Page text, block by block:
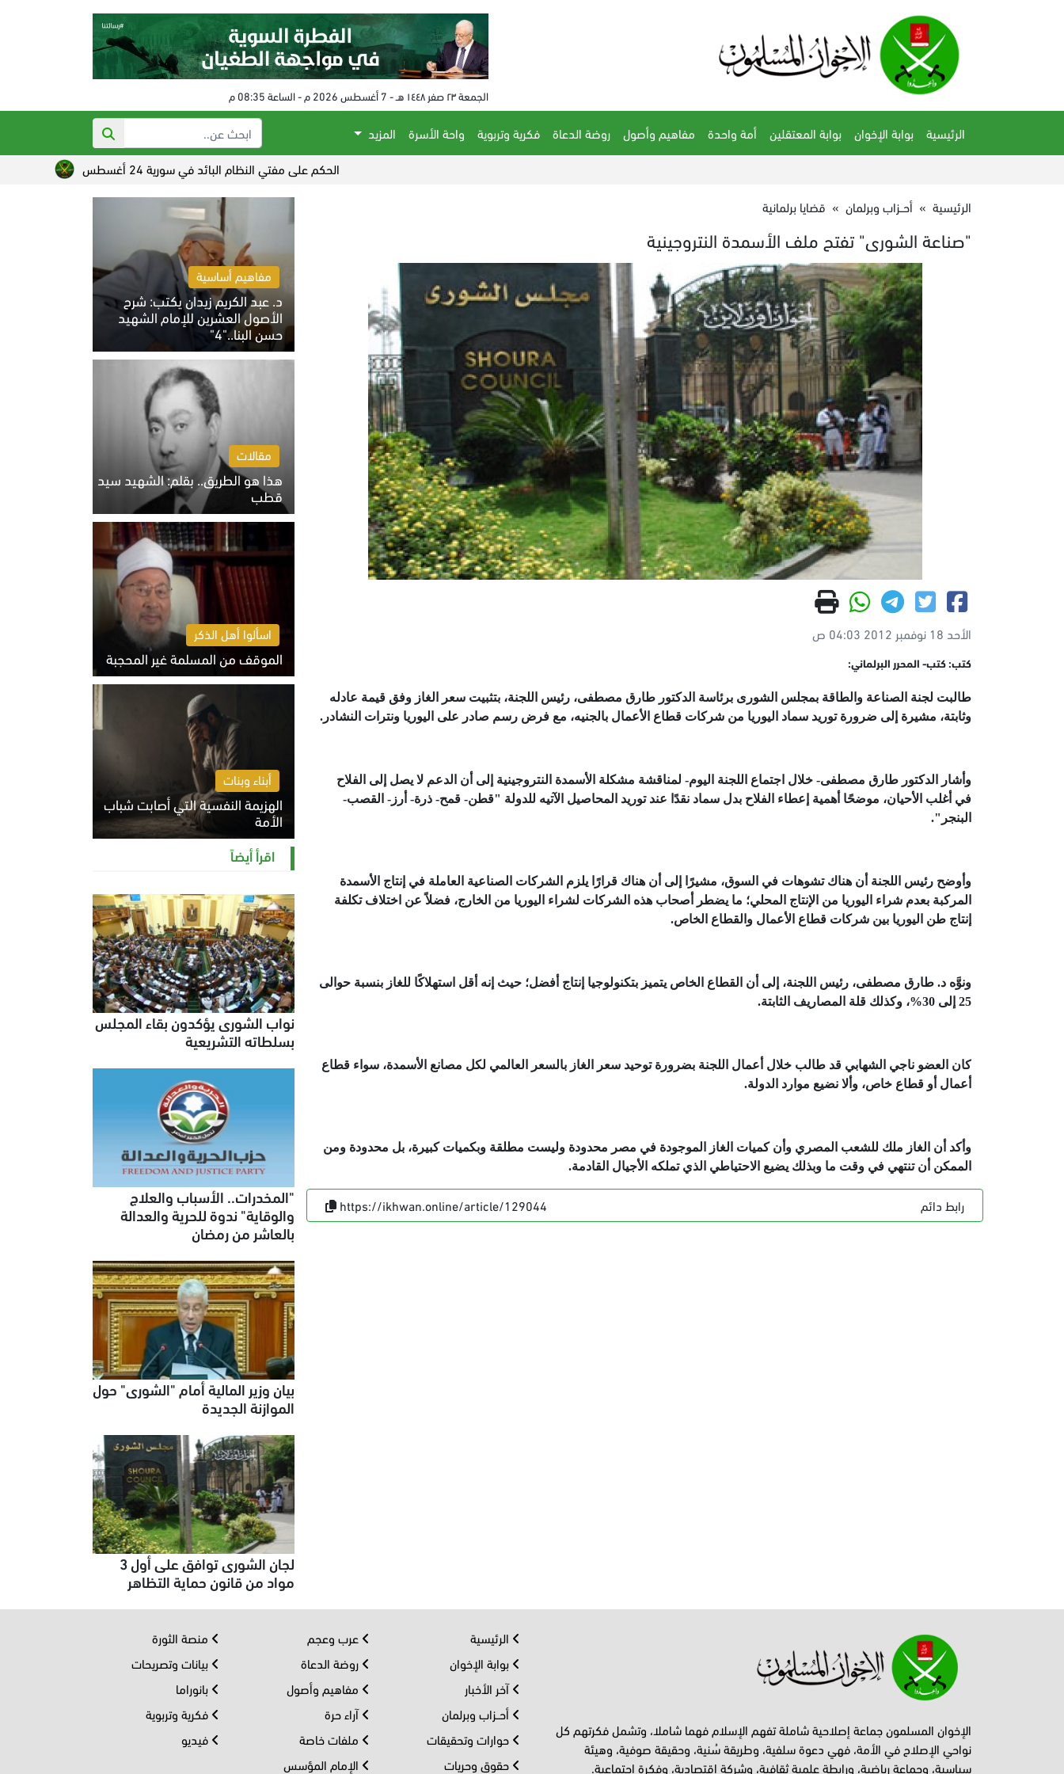
الجمعة ٢٣ صفر ١٤٤٨ هـ - 7 أغسطس 2026 م - الساعة 08:35 م
الرئيسية بوابة الإخوان بوابة المعتقلين أمة واحدة مفاهيم وأصول روضة الدعاة فكرية وتربوية واحة الأسرة
المزيد
الحكم على مفتي النظام البائد في سورية 24 أغسطس
تصاعد القلق
الرئيسية » أحــزاب وبرلمان » قضايا برلمانية
"صناعة الشورى" تفتح ملف الأسمدة النتروجينية
الأحد 18 نوفمبر 2012 04:03 ص
كتب: كتب- المحرر البرلماني:
طالبت لجنة الصناعة والطاقة بمجلس الشورى برئاسة الدكتور طارق مصطفى، رئيس اللجنة، بتثبيت سعر الغاز وفق قيمة عادله
وثابتة، مشيرة إلى ضرورة توريد سماد اليوريا من شركات قطاع الأعمال بالجنيه، مع فرض رسم صادر على اليوريا ونترات النشادر.
وأشار الدكتور طارق مصطفى- خلال اجتماع اللجنة اليوم- لمناقشة مشكلة الأسمدة النتروجينية إلى أن الدعم لا يصل إلى الفلاح
في أغلب الأحيان، موضحًا أهمية إعطاء الفلاح بدل سماد نقدًا عند توريد المحاصيل الآتيه للدولة "قطن- قمح- ذرة- أرز- القصب-
البنجر".
وأوضح رئيس اللجنة أن هناك تشوهات في السوق، مشيرًا إلى أن هناك قرارًا يلزم الشركات الصناعية العاملة في إنتاج الأسمدة
المركبة بعدم شراء اليوريا من الإنتاج المحلي؛ ما يضطر أصحاب هذه الشركات لشراء اليوريا من الخارج، فضلاً عن اختلاف تكلفة
إنتاج طن اليوريا بين شركات قطاع الأعمال والقطاع الخاص.
ونوَّه د. طارق مصطفى، رئيس اللجنة، إلى أن القطاع الخاص يتميز بتكنولوجيا إنتاج أفضل؛ حيث إنه أقل استهلاكًا للغاز بنسبة حوالى
25 إلى 30%، وكذلك قلة المصاريف الثابتة.
كان العضو ناجي الشهابي قد طالب خلال أعمال اللجنة بضرورة توحيد سعر الغاز بالسعر العالمي لكل مصانع الأسمدة، سواء قطاع
أعمال أو قطاع خاص، وألا نضيع موارد الدولة.
وأكد أن الغاز ملك للشعب المصري وأن كميات الغاز الموجودة في مصر محدودة وليست مطلقة وبكميات كبيرة، بل محدودة ومن
الممكن أن تنتهي في وقت ما وبذلك يضيع الاحتياطي الذي تملكه الأجيال القادمة.
رابط دائم https://ikhwan.online/article/129044
مفاهيم أساسية
د. عبد الكريم زيدان يكتب: شرح
الأصول العشرين للإمام الشهيد
حسن البنا.."4"
الخميس 6 أغسطس 2026 10:27 ص
مقالات
هذا هو الطريق.. بقلم: الشهيد سيد
قطب
الخميس 6 أغسطس 2026 10:52 ص
اسألوا أهل الذكر
الموقف من المسلمة غير المحجبة
الخميس 6 أغسطس 2026 10:45 ص
أبناء وبنات
الهزيمة النفسية التي أصابت شباب
الأمة
الخميس 6 أغسطس 2026 11:12 ص
اقرأ أيضاً
نواب الشورى يؤكدون بقاء المجلس
بسلطاته التشريعية
"المخدرات.. الأسباب والعلاج
والوقاية" ندوة للحرية والعدالة
بالعاشر من رمضان
بيان وزير المالية أمام "الشورى" حول
الموازنة الجديدة
لجان الشورى توافق على أول 3
مواد من قانون حماية التظاهر
الإخوان المسلمون جماعة إصلاحية شاملة تفهم الإسلام فهما شاملا، وتشمل فكرتهم كل
نواحي الإصلاح في الأمة، فهي دعوة سلفية، وطريقة سُنية، وحقيقة صوفية، وهيئة
سياسية، وجماعة رياضية، ورابطة علمية ثقافية، وشركة اقتصادية، وفكرة اجتماعية.
الرئيسية
بوابة الإخوان
آخر الأخبار
أحــزاب وبرلمان
حوارات وتحقيقات
حقوق وحريات
عرب وعجم
روضة الدعاة
مفاهيم وأصول
آراء حرة
ملفات خاصة
الإمام المؤسس
منصة الثورة
بيانات وتصريحات
بانوراما
فكرية وتربوية
فيديو